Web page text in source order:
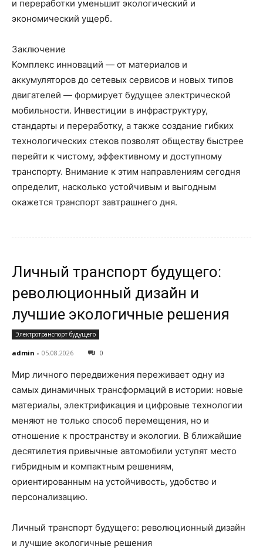
и переработки уменьшит экологический и
экономический ущерб.
Заключение
Комплекс инноваций — от материалов и
аккумуляторов до сетевых сервисов и новых типов
двигателей — формирует будущее электрической
мобильности. Инвестиции в инфраструктуру,
стандарты и переработку, а также создание гибких
технологических стеков позволят обществу быстрее
перейти к чистому, эффективному и доступному
транспорту. Внимание к этим направлениям сегодня
определит, насколько устойчивым и выгодным
окажется транспорт завтрашнего дня.
Личный транспорт будущего:
революционный дизайн и
лучшие экологичные решения
Электротранспорт будущего
admin - 05.08.2026 0
Мир личного передвижения переживает одну из
самых динамичных трансформаций в истории: новые
материалы, электрификация и цифровые технологии
меняют не только способ перемещения, но и
отношение к пространству и экологии. В ближайшие
десятилетия привычные автомобили уступят место
гибридным и компактным решениям,
ориентированным на устойчивость, удобство и
персонализацию.
Личный транспорт будущего: революционный дизайн
и лучшие экологичные решения